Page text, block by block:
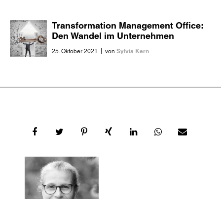
Transformation Management Office:
Den Wandel im Unternehmen
erfolgreich meistern
25. Oktober 2021 | von Sylvia Kern